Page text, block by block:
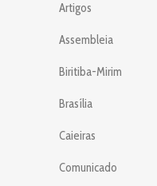
Artigos
Assembleia
Biritiba-Mirim
Brasília
Caieiras
Comunicado